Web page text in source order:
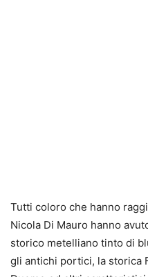
Tutti coloro che hanno
Nicola Di Mauro hanno
storico metelliano tinto di
gli antichi portici, la storica